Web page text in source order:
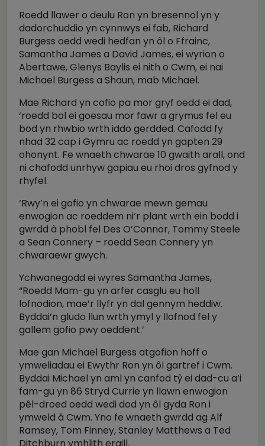
Roedd llawer o deulu Ron yn bresennol yn y
dadorchuddio yn cynnwys ei fab, Richard
Burgess oedd wedi hedfan yn ôl o Ffrainc,
Samantha James a David James, ei wyrion o
Abertawe, Glenys Baylis ei nith o Cwm, ei nai
Michael Burgess a Shaun, mab Michael.
Mae Richard yn cofio pa mor gryf oedd ei dad,
‘roedd bol ei goesau mor fawr a grymus fel eu
bod yn rhwbio wrth iddo gerdded. Cafodd fy
nhad 32 cap i Gymru ac roedd yn gapten 29
ohonynt. Fe wnaeth chwarae 10 gwaith arall, ond
ni chafodd unrhyw gapiau eu rhoi dros gyfnod y
rhyfel.
‘Rwy’n ei gofio yn chwarae mewn gemau
enwogion ac roeddem ni‘r plant wrth ein bodd i
gwrdd â phobl fel Des O’Connor, Tommy Steele
a Sean Connery – roedd Sean Connery yn
chwaraewr gwych.
Ychwanegodd ei wyres Samantha James,
“Roedd Mam-gu yn arfer casglu eu holl
lofnodion, mae’r llyfr yn dal gennym heddiw.
Byddai’n gludo llun wrth ymyl y llofnod fel y
gallem gofio pwy oeddent.’
Mae gan Michael Burgess atgofion hoff o
ymweliadau ei Ewythr Ron yn ôl gartref i Cwm.
Byddai Michael yn aml yn canfod tŷ ei dad-cu a’i
fam-gu yn 86 Stryd Currie yn llawn enwogion
pêl-droed oedd wedi dod yn ôl gyda Ron i
ymweld â Cwm. Yno fe wnaeth gwrdd ag Alf
Ramsey, Tom Finney, Stanley Matthews a Ted